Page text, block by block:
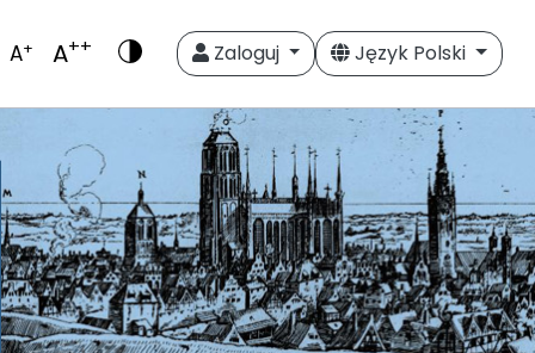
A+ A++ Zaloguj Język Polski